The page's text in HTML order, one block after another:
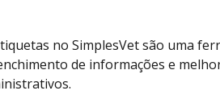
no SimplesVet são uma
de informações e